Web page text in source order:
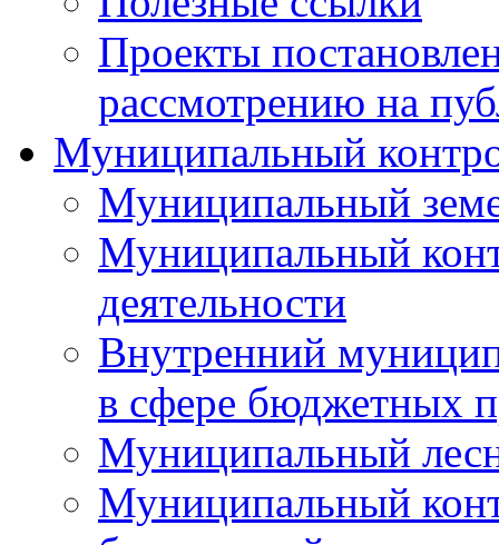
Проекты
рассмотрению на
Муниципальный
Муниципальный
Муниципальный
деятельности
Внутренний
в сфере бюджетных
Муниципальный
Муниципальный